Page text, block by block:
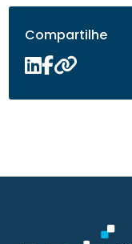
Compartilhe